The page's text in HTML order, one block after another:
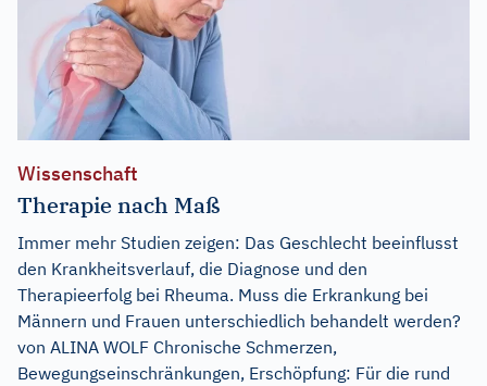
Wissenschaft
Therapie nach Maß
Immer mehr Studien zeigen: Das Geschlecht beeinflusst
den Krankheitsverlauf, die Diagnose und den
Therapieerfolg bei Rheuma. Muss die Erkrankung bei
Männern und Frauen unterschiedlich behandelt werden?
von ALINA WOLF Chronische Schmerzen,
Bewegungseinschränkungen, Erschöpfung: Für die rund